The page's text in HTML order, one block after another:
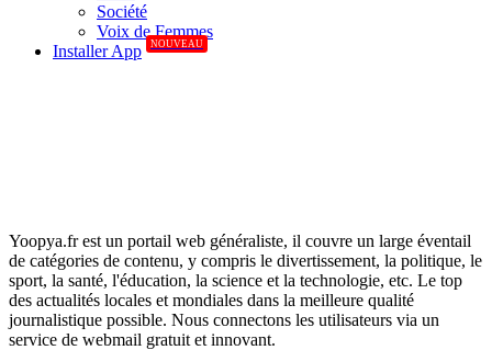
Société
Voix de Femmes
Installer App
NOUVEAU
Yoopya.fr est un portail web généraliste, il couvre un large éventail
de catégories de contenu, y compris le divertissement, la politique, le
sport, la santé, l'éducation, la science et la technologie, etc. Le top
des actualités locales et mondiales dans la meilleure qualité
journalistique possible. Nous connectons les utilisateurs via un
service de webmail gratuit et innovant.